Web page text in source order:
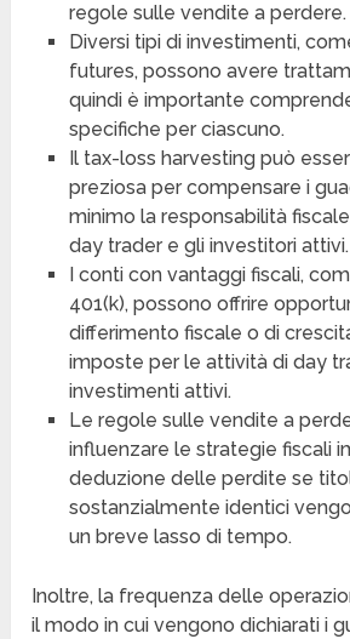
regole sulle vendite a perdere.
Diversi tipi di investimenti,
futures, possono avere
quindi è importante
specifiche per ciascuno.
Il tax-loss harvesting può
preziosa per compensare i
minimo la responsabilità
day trader e gli investitori attivi.
I conti con vantaggi fiscali,
401(k), possono offrire
differimento fiscale o di
imposte per le attività di day
investimenti attivi.
Le regole sulle vendite a
influenzare le strategie fiscali
deduzione delle perdite se
sostanzialmente identici
un breve lasso di tempo.
Inoltre, la frequenza delle
il modo in cui vengono dichiarati i